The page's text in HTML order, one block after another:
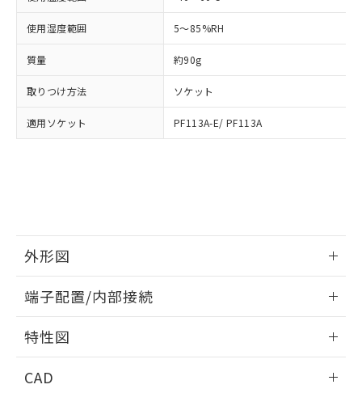
使用湿度範囲 5～85%RH
質量 約90g
取りつけ方法 ソケット
適用ソケット PF113A-E/ PF113A
外形図
外形図
端子配置/内部接続
端子配置/内部接続
特性図
CAD
お客様が当ウェブサイト上で当社にご
および当社の共同利用者が、当社の製
品・サービスに関するお客様との取
引・商談に必要な範囲で利用すること
をご了承ください。
※当社の共同利用者とは、"個人情報
の共同利用に関して"
の「1.共同利
※3 非含有証明書ダウンロード
下記の非含有証明書をダウンロードするこ
EU RoHS指令（10物質）の非含有証明書
51物質の非含有証明書（当社基準）
荷製品に未対応品が混在することから備考
欄に対応日を記載しておりました。
していることから、特段のことがない限
り、2022年1月12日より割愛しておりま
す。
い合わせください。